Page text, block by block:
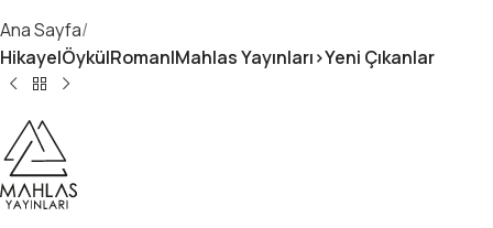
Ana Sayfa
Hikaye|Öykü|Roman|Mahlas Yayınları>Yeni Çıkanlar